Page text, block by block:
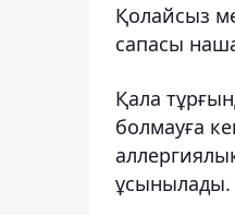
Қолайсыз
сапасы
Қала
болмауға
ұсынылады.